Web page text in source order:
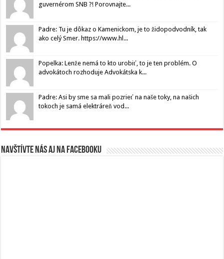
guvernérom SNB ?! Porovnajte...
Padre: Tu je dôkaz o Kamenickom, je to židopodvodník, tak
ako celý Smer. https://www.hl...
Popelka: Lenže nemá to kto urobiť, to je ten problém. O
advokátoch rozhoduje Advokátska k...
Padre: Asi by sme sa mali pozrieť na naše toky, na našich
tokoch je samá elektráreň vod...
Navštívte nás aj na Facebooku